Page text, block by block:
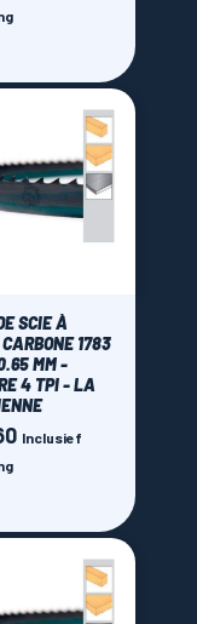
SCIE À
1783
MM -
4 TPI - LA
Inclusief